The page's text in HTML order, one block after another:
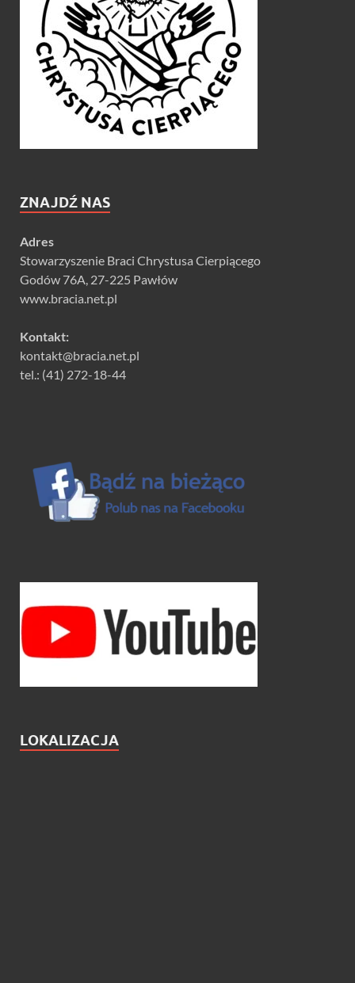
ZNAJDŹ NAS
Adres
Stowarzyszenie Braci Chrystusa Cierpiącego
Godów 76A, 27-225 Pawłów
www.bracia.net.pl
Kontakt:
kontakt@bracia.net.pl
tel.: (41) 272-18-44
LOKALIZACJA